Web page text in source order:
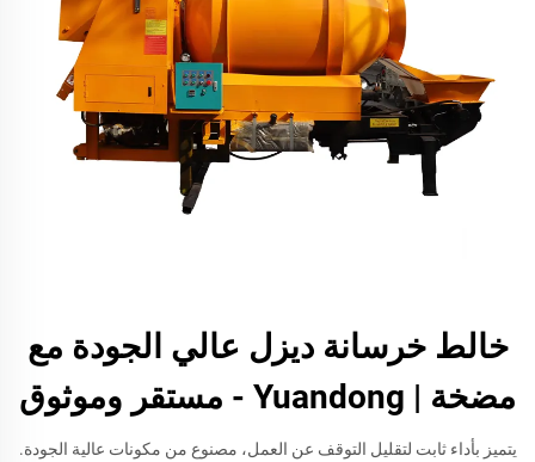
خالط خرسانة ديزل عالي الجودة مع
مضخة | Yuandong - مستقر وموثوق
يتميز بأداء ثابت لتقليل التوقف عن العمل، مصنوع من مكونات عالية الجودة.